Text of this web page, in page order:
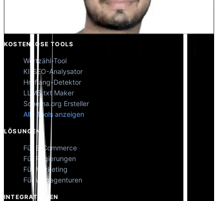
Kunal Singh Shekhawat
KOSTENLOSE TOOLS
Wortzähl-Tool
KI-SEO-Analysator
Hreflang-Detektor
LLMS.txt Maker
Schema.org Ersteller
Alle Tools anzeigen
LÖSUNGEN
Für E-Commerce
Für Regierungen
Für Marketing
Für Webagenturen
INTEGRATIONEN